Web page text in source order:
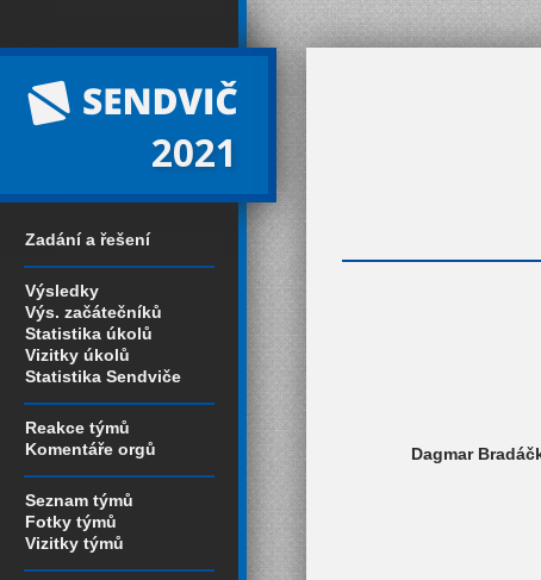
2021
Zadání a řešení
Výsledky
Výs. začátečníků
Statistika úkolů
Vizitky úkolů
Statistika Sendviče
Reakce týmů
Komentáře orgů
Seznam týmů
Fotky týmů
Vizitky týmů
Dagmar